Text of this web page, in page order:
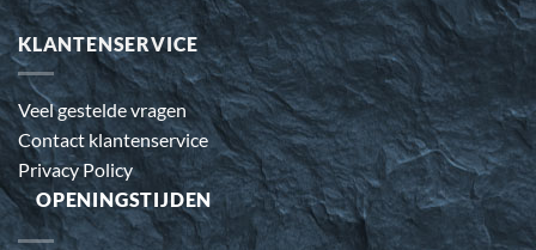
KLANTENSERVICE
Veel gestelde vragen
Contact klantenservice
Privacy Policy
OPENINGSTIJDEN